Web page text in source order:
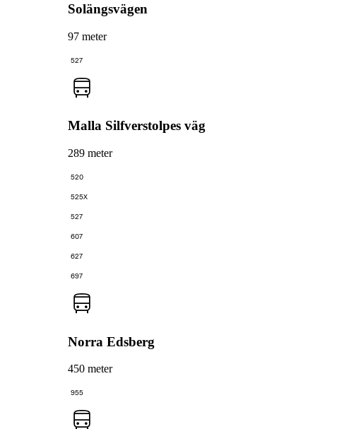
Solängsvägen
97 meter
527
Malla Silfverstolpes väg
289 meter
520
525X
527
607
627
697
Norra Edsberg
450 meter
955